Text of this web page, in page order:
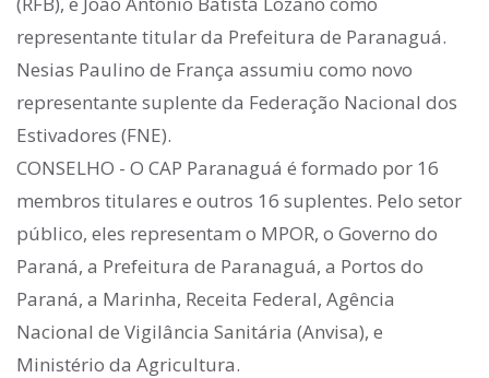
representante titular da Prefeitura de Paranaguá.
Nesias Paulino de França assumiu como novo
representante suplente da Federação Nacional dos
Estivadores (FNE).
CONSELHO - O CAP Paranaguá é formado por 16
membros titulares e outros 16 suplentes. Pelo setor
público, eles representam o MPOR, o Governo do
Paraná, a Prefeitura de Paranaguá, a Portos do
Paraná, a Marinha, Receita Federal, Agência
Nacional de Vigilância Sanitária (Anvisa), e
Ministério da Agricultura.